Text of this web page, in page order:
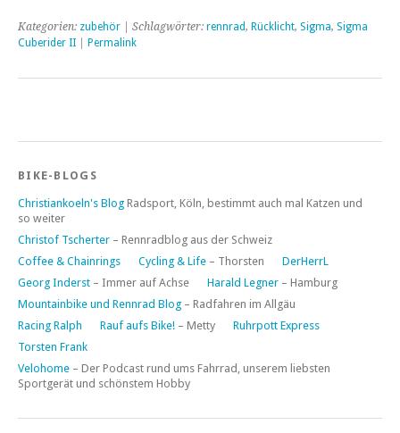
Kategorien: zubehör | Schlagwörter: rennrad, Rücklicht, Sigma, Sigma
Cuberider II
Permalink
BIKE-BLOGS
Christiankoeln's Blog Radsport, Köln, bestimmt auch mal Katzen und
so weiter
Christof Tscherter – Rennradblog aus der Schweiz
Coffee & Chainrings
Cycling & Life – Thorsten
DerHerrL
Georg Inderst – Immer auf Achse Harald Legner – Hamburg
Mountainbike und Rennrad Blog – Radfahren im Allgäu
Racing Ralph
Rauf aufs Bike! – Metty
Ruhrpott Express
Torsten Frank
Velohome – Der Podcast rund ums Fahrrad, unserem liebsten
Sportgerät und schönstem Hobby